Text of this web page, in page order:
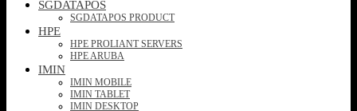
SGDATAPOS
SGDATAPOS PRODUCT
HPE
HPE PROLIANT SERVERS
HPE ARUBA
IMIN
IMIN MOBILE
IMIN TABLET
IMIN DESKTOP